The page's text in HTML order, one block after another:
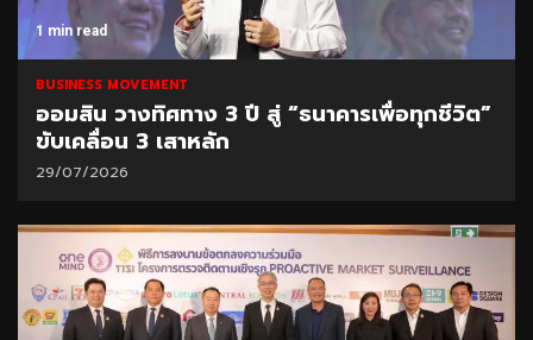
1 min read
BUSINESS MOVEMENT
ออมสิน วางทิศทาง 3 ปี สู่ “ธนาคารเพื่อทุกชีวิต”
ขับเคลื่อน 3 เสาหลัก
29/07/2026